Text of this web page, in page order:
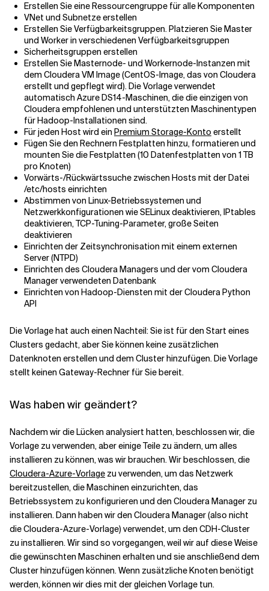
Erstellen Sie eine Ressourcengruppe für alle Komponenten
VNet und Subnetze erstellen
Erstellen Sie Verfügbarkeitsgruppen. Platzieren Sie Master
und Worker in verschiedenen Verfügbarkeitsgruppen
Sicherheitsgruppen erstellen
Erstellen Sie Masternode- und Workernode-Instanzen mit
dem Cloudera VM Image (CentOS-Image, das von Cloudera
erstellt und gepflegt wird). Die Vorlage verwendet
automatisch Azure DS14-Maschinen, die die einzigen von
Cloudera empfohlenen und unterstützten Maschinentypen
für Hadoop-Installationen sind.
Für jeden Host wird ein Premium Storage-Konto erstellt
Fügen Sie den Rechnern Festplatten hinzu, formatieren und
mounten Sie die Festplatten (10 Datenfestplatten von 1 TB
pro Knoten)
Vorwärts-/Rückwärtssuche zwischen Hosts mit der Datei
/etc/hosts einrichten
Abstimmen von Linux-Betriebssystemen und
Netzwerkkonfigurationen wie SELinux deaktivieren, IPtables
deaktivieren, TCP-Tuning-Parameter, große Seiten
deaktivieren
Einrichten der Zeitsynchronisation mit einem externen
Server (NTPD)
Einrichten des Cloudera Managers und der vom Cloudera
Manager verwendeten Datenbank
Einrichten von Hadoop-Diensten mit der Cloudera Python
API
Die Vorlage hat auch einen Nachteil: Sie ist für den Start eines
Clusters gedacht, aber Sie können keine zusätzlichen
Datenknoten erstellen und dem Cluster hinzufügen. Die Vorlage
stellt keinen Gateway-Rechner für Sie bereit.
Was haben wir geändert?
Nachdem wir die Lücken analysiert hatten, beschlossen wir, die
Vorlage zu verwenden, aber einige Teile zu ändern, um alles
installieren zu können, was wir brauchen. Wir beschlossen, die
Cloudera-Azure-Vorlage zu verwenden, um das Netzwerk
bereitzustellen, die Maschinen einzurichten, das
Betriebssystem zu konfigurieren und den Cloudera Manager zu
installieren. Dann haben wir den Cloudera Manager (also nicht
die Cloudera-Azure-Vorlage) verwendet, um den CDH-Cluster
zu installieren. Wir sind so vorgegangen, weil wir auf diese Weise
die gewünschten Maschinen erhalten und sie anschließend dem
Cluster hinzufügen können. Wenn zusätzliche Knoten benötigt
werden, können wir dies mit der gleichen Vorlage tun.